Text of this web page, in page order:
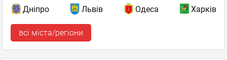
Дніпро Львів Одеса Харків
всі міста/регіони